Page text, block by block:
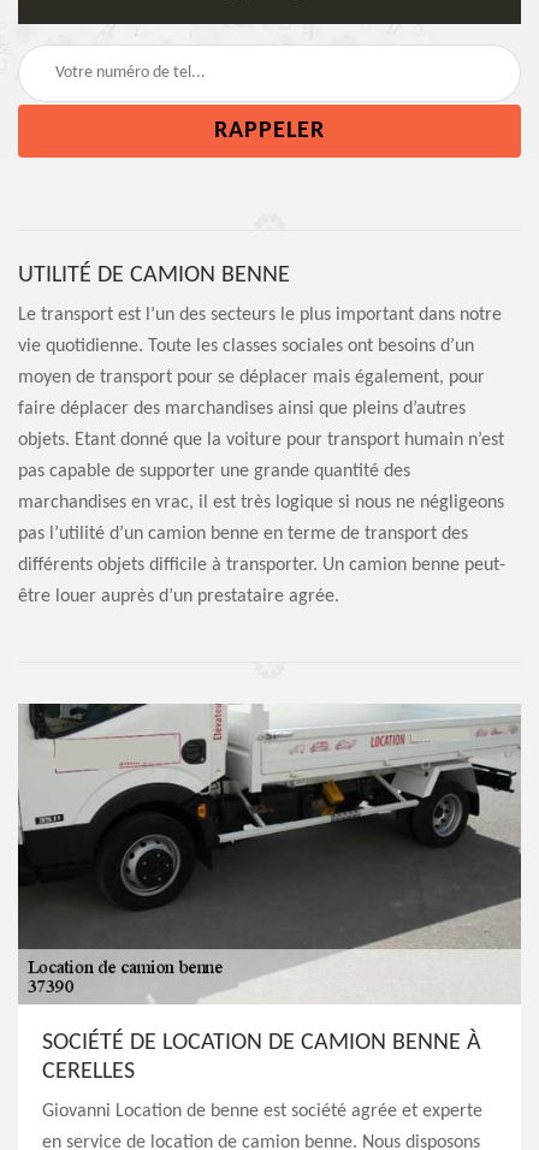
UTILITÉ DE CAMION BENNE
Le transport est l’un des secteurs le plus important dans notre
vie quotidienne. Toute les classes sociales ont besoins d’un
moyen de transport pour se déplacer mais également, pour
faire déplacer des marchandises ainsi que pleins d’autres
objets. Etant donné que la voiture pour transport humain n’est
pas capable de supporter une grande quantité des
marchandises en vrac, il est très logique si nous ne négligeons
pas l’utilité d’un camion benne en terme de transport des
différents objets difficile à transporter. Un camion benne peut-
être louer auprès d’un prestataire agrée.
SOCIÉTÉ DE LOCATION DE CAMION BENNE À
CERELLES
Giovanni Location de benne est société agrée et experte
en service de location de camion benne. Nous disposons